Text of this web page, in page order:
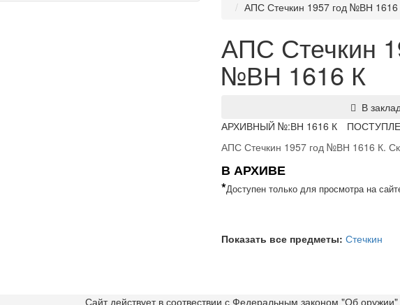
АПС Стечкин 1957 год №ВН 1616
АПС Стечкин
№ВН 1616 К
В
АРХИВНЫЙ №:ВН 1616 К
АПС Стечкин 1957 год №ВН 1616 К.
В АРХИВЕ
*Доступен только для просмотра на
Показать все предметы: Стечкин
Сайт действует в соотвествии с Федеральным законом "Об